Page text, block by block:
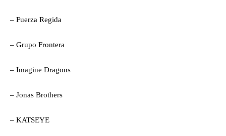
– Fuerza Regida
– Grupo Frontera
– Imagine Dragons
– Jonas Brothers
– KATSEYE